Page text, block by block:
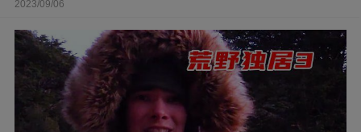
2023/09/06